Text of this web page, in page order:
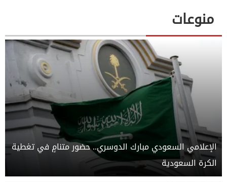
منوعات
الإعلامي السعودي مبارك الدوسري.. حضور متنامٍ في تغطية
الكرة السعودية